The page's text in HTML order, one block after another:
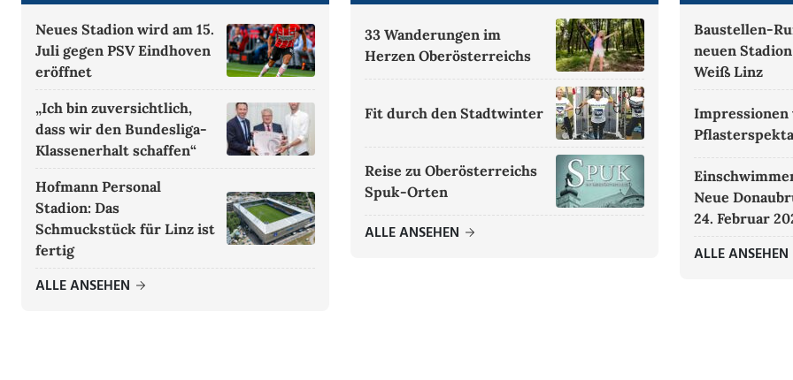
Neues Stadion wird am 15.
Juli gegen PSV Eindhoven
eröffnet
„Ich bin zuversichtlich,
dass wir den Bundesliga-
Klassenerhalt schaffen“
Hofmann Personal
Stadion: Das
Schmuckstück für Linz ist
fertig
ALLE ANSEHEN
33 Wanderungen im
Herzen Oberösterreichs
Fit durch den Stadtwinter
Reise zu Oberösterreichs
Spuk-Orten
ALLE ANSEHEN
Baustellen-
neuen
Weiß Linz
Impressionen
Neue
24. Februar
ALLE ANSEHEN